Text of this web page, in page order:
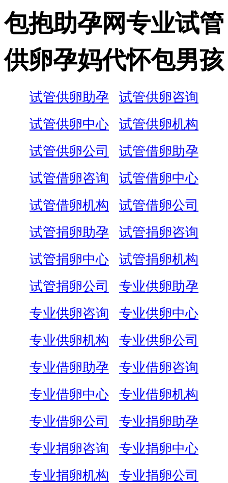
包抱助孕网专业试管
供卵孕妈代怀包男孩
试管供卵助孕
试管供卵咨询
试管供卵中心
试管供卵机构
试管供卵公司
试管借卵助孕
试管借卵咨询
试管借卵中心
试管借卵机构
试管借卵公司
试管捐卵助孕
试管捐卵咨询
试管捐卵中心
试管捐卵机构
试管捐卵公司
专业供卵助孕
专业供卵咨询
专业供卵中心
专业供卵机构
专业供卵公司
专业借卵助孕
专业借卵咨询
专业借卵中心
专业借卵机构
专业借卵公司
专业捐卵助孕
专业捐卵咨询
专业捐卵中心
专业捐卵机构
专业捐卵公司